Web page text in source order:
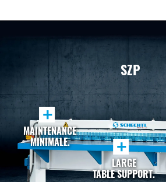
SZP
+
MAINTENANCE
MINIMALE. +
LARGE
TABLE SUPPORT.